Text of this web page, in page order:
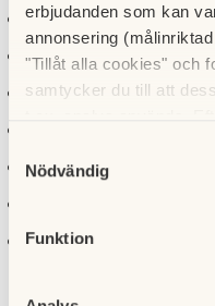
erbjudanden som kan
annonsering
"Tillåt alla cookies" och
samtycker du till att
cookies och välja att
Nödvändig
Funktion
Skillnad mellan
Nytt
Information
På gång i
Frågestund och